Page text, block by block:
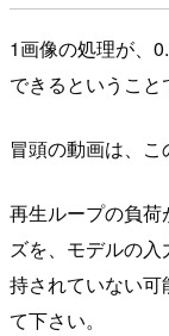
1画像の処理が、
できるということ
冒頭の動画は、こ
再生ループの負荷
ズを、モデルの
持されていない
て下さい。